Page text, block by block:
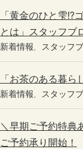
「黄金のひと雫!?
とは」スタッフブ
新着情報 スタッフ
「お茶のある暮ら
新着情報 スタッフ
＼早期ご予約特典
ご予約承り開始！